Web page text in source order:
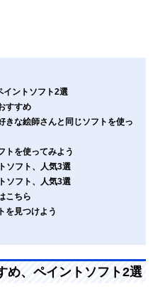
イントソフト2選
すすめ
きな絵師さんと同じソフトを使っ
トを使ってみよう
ソフト、人気3選
ソフト、人気3選
こちら
を見つけよう
め、ペイントソフト2選